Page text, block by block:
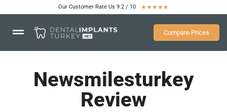
Our Customer Rate Us 9.2 / 10 ★★★★★
Compare Prices
Newsmilesturkey
Review